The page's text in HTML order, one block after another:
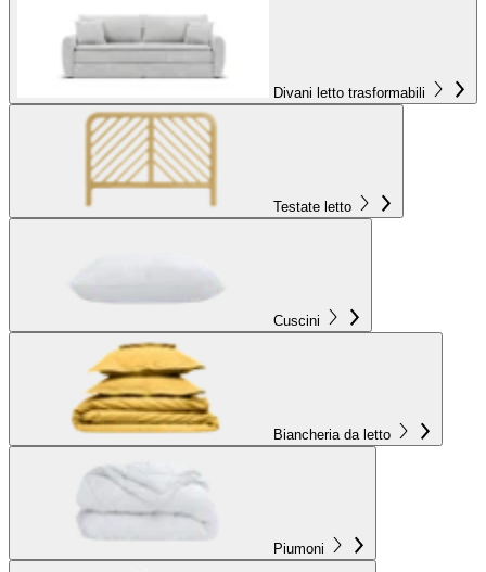
Divani letto trasformabili
Testate letto
Cuscini
Biancheria da letto
Piumoni